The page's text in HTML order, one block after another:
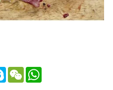
SkypeWeChatWhatsApp